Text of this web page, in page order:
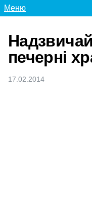
Меню
печерні
17.02.2014